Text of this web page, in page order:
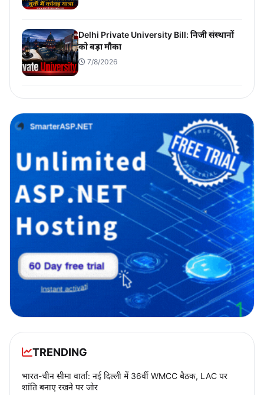
Delhi Private University Bill: निजी संस्थानों
को बड़ा मौका
7/8/2026
TRENDING
भारत-चीन सीमा वार्ता: नई दिल्ली में 36वीं WMCC बैठक, LAC पर
शांति बनाए रखने पर जोर